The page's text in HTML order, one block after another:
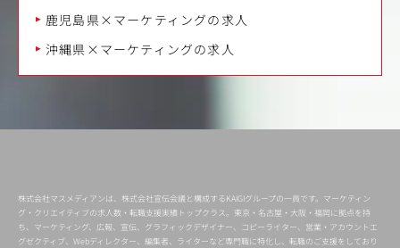
鹿児島県×マーケティングの求人
沖縄県×マーケティングの求人
株式会社マスメディアンは、株式会社宣伝会議と構成するKAIGIグループの一員です。マーケティン
グ・クリエイティブの求人数・転職支援実績トップクラス。東京・名古屋・大阪・福岡に拠点を持
ち、マーケティング、広報、宣伝、グラフィックデザイナー、コピーライター、営業・アカウントエ
グゼクティブ、Webディレクター、編集者、ライターなど専門職に特化し、転職のご支援をしており